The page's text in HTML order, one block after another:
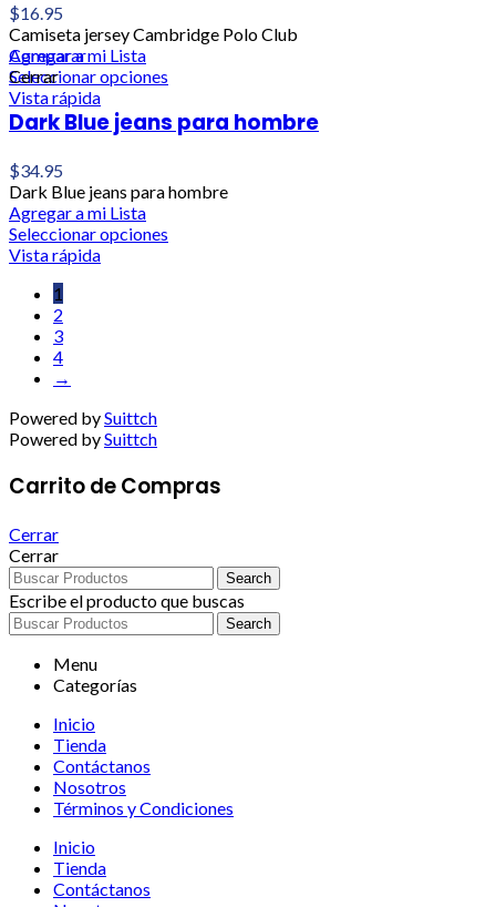
$16.95
Camiseta jersey Cambridge Polo Club
Agregar a mi Lista
Seleccionar opciones
Vista rápida
Comparar
Cerrar
Dark Blue jeans para hombre
$34.95
Dark Blue jeans para hombre
Agregar a mi Lista
Seleccionar opciones
Vista rápida
1
2
3
4
→
Powered bySuittch
Powered bySuittch
Carrito de Compras
Cerrar
Cerrar
Search
Escribe el producto que buscas
Search
Menu
Categorías
Inicio
Tienda
Contáctanos
Nosotros
Términos y Condiciones
Inicio
Tienda
Contáctanos